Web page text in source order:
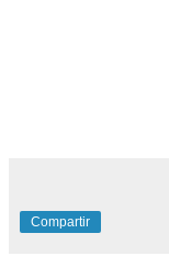
Compartir